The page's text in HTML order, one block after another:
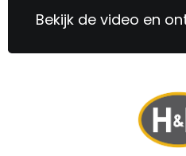
Bekijk de video en